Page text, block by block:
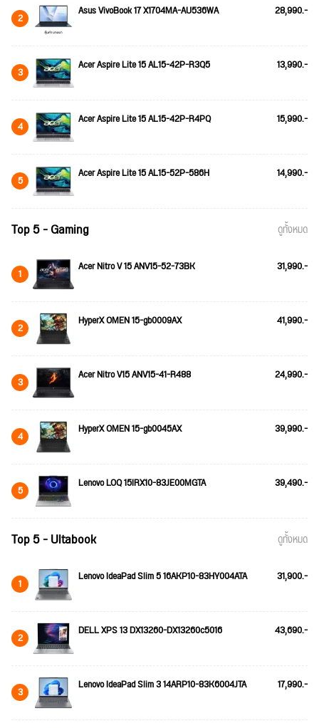
2 Asus VivoBook 17 X1704MA-AU536WA 28,990.-
3 Acer Aspire Lite 15 AL15-42P-R3Q5 13,990.-
4 Acer Aspire Lite 15 AL15-42P-R4PQ 15,990.-
5 Acer Aspire Lite 15 AL15-52P-586H 14,990.-
Top 5 - Gaming ดูทั้งหมด
1 Acer Nitro V 15 ANV15-52-73BK 31,990.-
2 HyperX OMEN 15-gb0009AX 41,990.-
3 Acer Nitro V15 ANV15-41-R488 24,990.-
4 HyperX OMEN 15-gb0045AX 39,990.-
5 Lenovo LOQ 15IRX10-83JE00MGTA 39,490.-
Top 5 - Ultabook ดูทั้งหมด
1 Lenovo IdeaPad Slim 5 16AKP10-83HY004ATA 31,900.-
2 DELL XPS 13 DX13260-DX13260c5016 43,690.-
3 Lenovo IdeaPad Slim 3 14ARP10-83K6004JTA 17,990.-